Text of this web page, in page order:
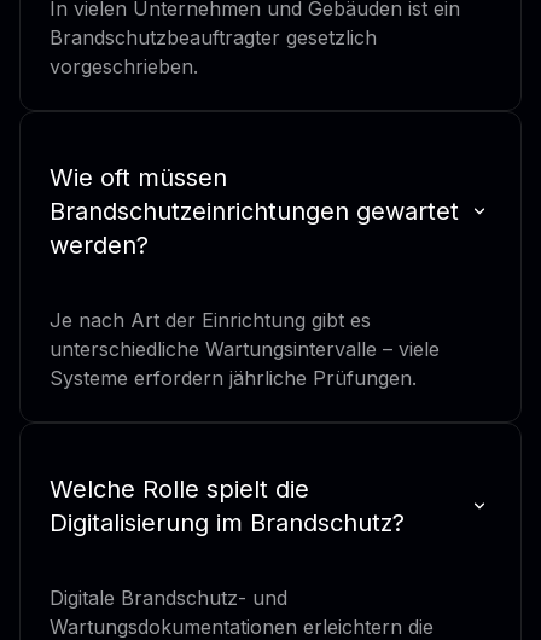
In vielen Unternehmen und Gebäuden ist ein
Brandschutzbeauftragter gesetzlich
vorgeschrieben.
Wie oft müssen
Brandschutzeinrichtungen gewartet
werden?
Je nach Art der Einrichtung gibt es
unterschiedliche Wartungsintervalle – viele
Systeme erfordern jährliche Prüfungen.
Welche Rolle spielt die
Digitalisierung im Brandschutz?
Digitale Brandschutz- und
Wartungsdokumentationen erleichtern die